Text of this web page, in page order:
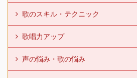
歌のスキル・テクニック
歌唱力アップ
声の悩み・歌の悩み